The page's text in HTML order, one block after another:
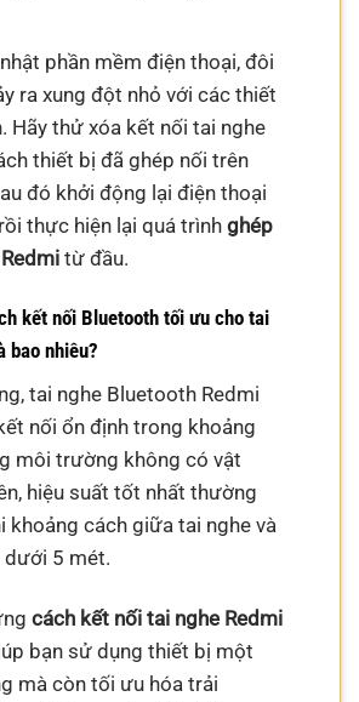
phần mềm điện thoại, đôi
ra xung đột nhỏ với các thiết
Hãy thử xóa kết nối tai nghe
thiết bị đã ghép nối trên
đó khởi động lại điện thoại
thực hiện lại quá trìnhghép
từ đầu.
kết nối Bluetooth tối ưu cho tai
bao nhiêu?
tai nghe Bluetooth Redmi
nối ổn định trong khoảng
môi trường không có vật
hiệu suất tốt nhất thường
khoảng cách giữa tai nghe và
5 mét.
cách kết nối tai nghe Redmi
bạn sử dụng thiết bị một
mà còn tối ưu hóa trải